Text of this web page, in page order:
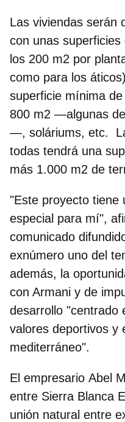
Las viviendas serán
con unas superficies
los 200 m2 por
como para los
superficie mínima
800 m2 —algunas
—, soláriums, etc.
todas tendrá una
más 1.000 m2 de
"Este proyecto tiene
especial para mí",
comunicado
exnúmero uno del
además, la
con Armani y de
desarrollo "centrado
valores deportivos y
mediterráneo".
El empresario Abel
entre Sierra Blanca
unión natural entre